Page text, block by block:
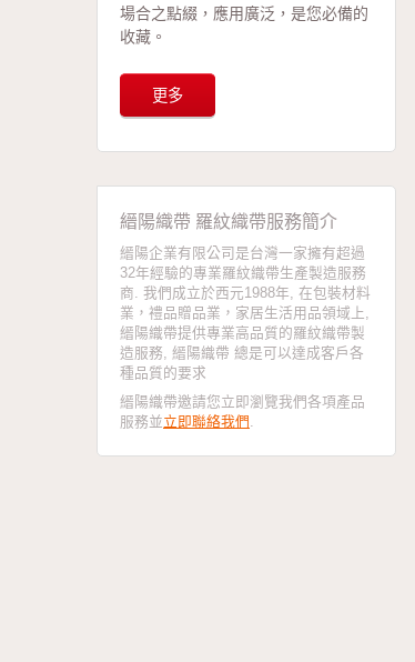
場合之點綴，應用廣泛，是您必備的
收藏。
更多
縉陽織帶 羅紋織帶服務簡介
縉陽企業有限公司是台灣一家擁有超過
32年經驗的專業羅紋織帶生產製造服務
商. 我們成立於西元1988年, 在包裝材料
業，禮品贈品業，家居生活用品領域上,
縉陽織帶提供專業高品質的羅紋織帶製
造服務, 縉陽織帶 總是可以達成客戶各
種品質的要求
縉陽織帶邀請您立即瀏覽我們各項產品
服務並立即聯絡我們 .